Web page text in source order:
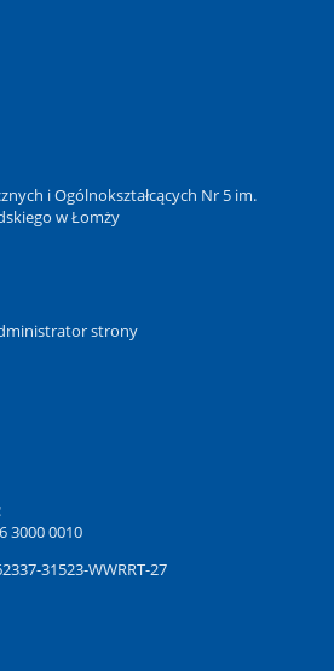
i Ogólnokształcących Nr 5 im.
w Łomży
strony
3000 0010
31523-WWRRT-27